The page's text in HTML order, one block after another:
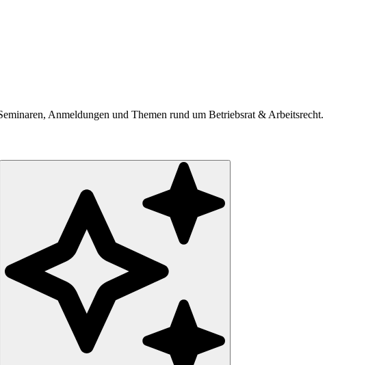
Anmeldungen und Themen rund um Betriebsrat & Arbeitsrecht.